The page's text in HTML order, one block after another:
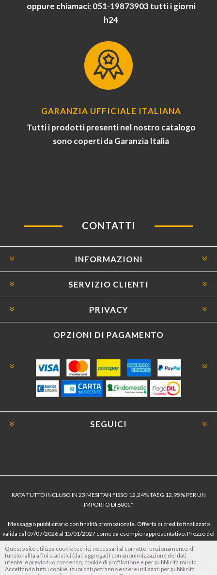
oppure chiamaci: 051-19873903 tutti i giorni
h24
GARANZIA UFFICIALE ITALIANA
Tutti i prodotti presenti nel nostro catalogo
sono coperti da Garanzia Italia
CONTATTI
INFORMAZIONI
SERVIZIO CLIENTI
PRIVACY
OPZIONI DI PAGAMENTO
SEGUICI
RATA TUTTO INCLUSO IN 23 MESI TAN FISSO 12,24% TAEG 12,95% PER UN
IMPORTO DI 800€*
Messaggio pubblicitario con finalità promozionale. Offerta di credito finalizzato
valida dal 07/07/2026 al 15/01/2027 come da esempio rappresentativo: Prezzo del
dell’offerta azzerati. Importo totale del credito € 800. Importo totale dovuto dal
Consumatore € 920. Decorrenza media della prima rata a 90 giorni. Al fine di gestire
le tue spese in modo responsabile e di conoscere eventuali altre offerte disponibili,
Questo sito utilizza cookie tecnici necessari al corretto funzionamento, di
funzionalità a fini statistici (dati aggregati) con anonimizzazione dei dati
utente, e previo tuo consenso, cookie di profilazione e per pubblicità mirata.
Accettando tutti i cookie, i tuoi dati potranno essere utilizzati per pubblicità